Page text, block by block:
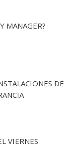
MANAGER?
DE
VIERNES